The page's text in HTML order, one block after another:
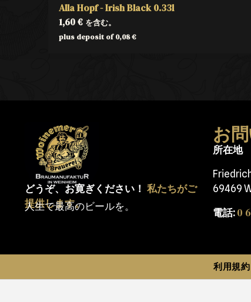
Alla Hopf - Irish Black 0.33l
1,60€ を含む。
plus deposit of0,08€
どうぞ、お寛ぎください！ 私たちがご
提供します。
人生で最高のビールを。
お
所在地
69469
電話: 0
利用規約